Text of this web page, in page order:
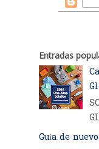
Entradas
Guía de